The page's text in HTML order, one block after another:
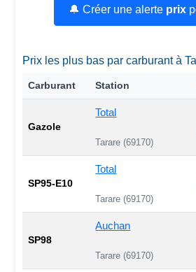
🔔 Créer une alerte prix
Prix les plus bas par carburant à
Carburant Station
Gazole
Total
Tarare (69170)
SP95-E10
Total
Tarare (69170)
SP98
Auchan
Tarare (69170)